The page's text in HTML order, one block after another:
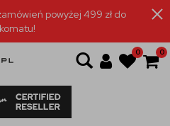
powyżej 499 zł do
0 0